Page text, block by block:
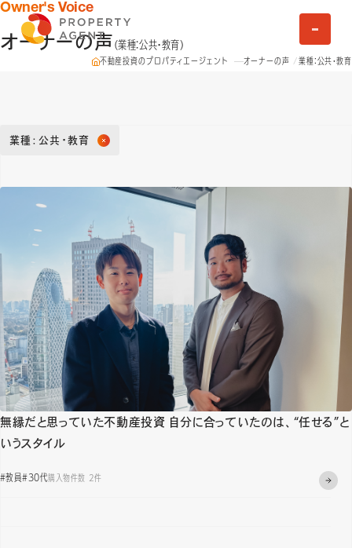
Owner's Voice
オーナーの声 (業種：公共・教育)
不動産投資のプロパティエージェント オーナーの声 業種：公共・教育
業種：公共・教育
無縁だと思っていた不動産投資 自分に合っていたのは、“任せる”と
いうスタイル
#教員#30代購入物件数 2件